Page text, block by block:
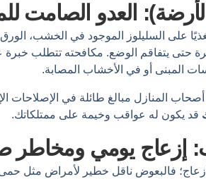
العدو الصامت
على السليلوز الموجود في الخشب،
حتى يتفاقم الوضع. مكافحته تتطلب خبرة
المبنى أو في الأخشاب المصابة.
المنازل مبالغ طائلة في الإصلاحات
قد يكون له عواقب وخيمة على ممتلكاتك.
إزعاج يومي ومخاطر
فالبعوض ناقل خطير لأمراض مثل حمى